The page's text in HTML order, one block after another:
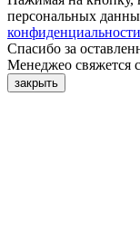
персональных
конфиденциальности
Спасибо за
Менеджео свяжется
закрыть